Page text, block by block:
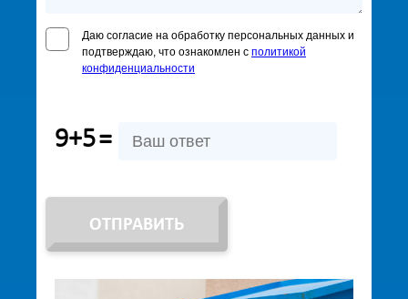
Даю согласие на обработку персональных данных и
подтверждаю, что ознакомлен с политикой
конфиденциальности
9+5=
ОТПРАВИТЬ